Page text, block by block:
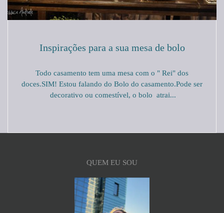
Inspirações para a sua mesa de bolo
Todo casamento tem uma mesa com o " Rei" dos
doces.SIM! Estou falando do Bolo do casamento.Pode ser
decorativo ou comestível, o bolo atrai...
QUEM EU SOU